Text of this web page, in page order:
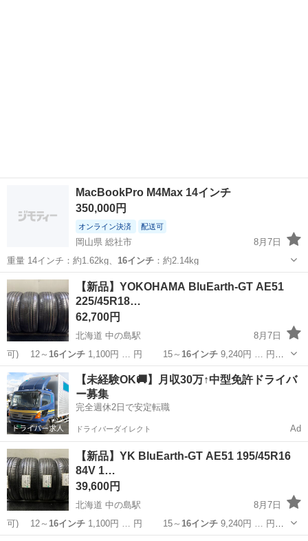
MacBookPro M4Max 14インチ
350,000円
オンライン決済 配送可
岡山県 総社市
8月7日
重量 14インチ：約1.62kg、 16インチ：約2.14kg
岡山 総社市 ノートパソコン
【新品】YOKOHAMA BluEarth-GT AE51
225/45R18…
62,700円
北海道 中の島駅
8月7日
可) 12～ 16インチ1,100円 … 円 15～ 16インチ9,240円 … 円
15～16インチ10,560円… 】 15～16インチ11,880円… ■組
替16インチまで 1,10...
北海道 札幌市 中の島駅 タイヤ、ホイール 18インチ
【未経験OK🚚】月収30万↑中型免許ドライバ
ー募集
完全週休2日で安定転職
ドライバーダイレクト Ad
【新品】YK BluEarth-GT AE51 195/45R16
84V 1…
39,600円
北海道 中の島駅
8月7日
可) 12～ 16インチ1,100円 … 円 15～ 16インチ9,240円 … 円
15～16インチ10,560円… 】 15～16インチ11,880円… ■組